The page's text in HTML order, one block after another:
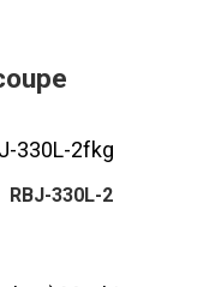
RBJ-330L-2